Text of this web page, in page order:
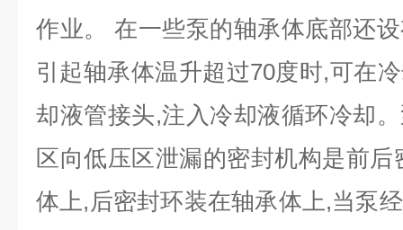
作业。 在一些泵的轴承体底部还
引起轴承体温升超过70度时,可在
却液管接头,注入冷却液循环冷却
区向低压区泄漏的密封机构是前
体上,后密封环装在轴承体上,当泵